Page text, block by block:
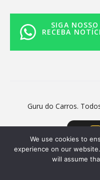
SIGA
RECEBA
Guru do Carros.
We use cookies to
experience on our
will assume